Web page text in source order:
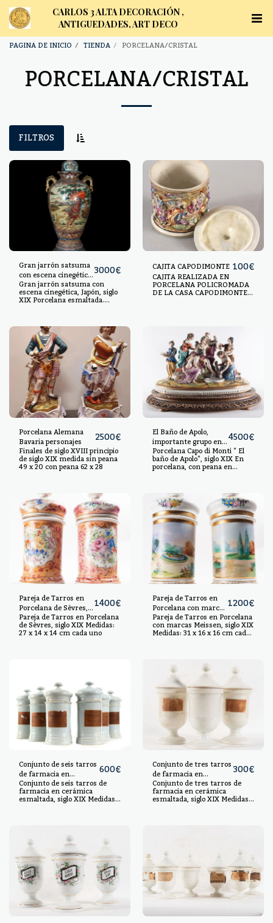
CARLOS 3 ALTA DECORACIÓN ,
ANTIGUEDADES, ART DECO
PAGINA DE INICIO TIENDA PORCELANA/CRISTAL
PORCELANA/CRISTAL
FILTROS
Gran jarrón satsuma
con escena cinegética,
Japón, siglo XIX
3000€
Gran jarrón satsuma con
escena cinegética, Japón, siglo
XIX Porcelana esmaltada.
CAJITA CAPODIMONTE 100€
CAJITA REALIZADA EN
PORCELANA POLICROMADA
DE LA CASA CAPODIMONTE,
Porcelana Alemana
Bavaria personajes 2500€
Finales de siglo XVIII principio
de siglo XIX medida sin peana
49 x 20 con peana 62 x 28
El Baño de Apolo,
importante grupo en
porcelana de
Capodimonte, Siglo
XIX
4500€
Porcelana Capo di Monti " El
baño de Apolo", siglo XIX En
porcelana, con peana en
madera. Medidas sin peana:34
peana: 43 x 64 x 39 cm
Pareja de Tarros en
Porcelana de Sèvres,
siglo XIX
1400€
Pareja de Tarros en Porcelana
de Sèvres, siglo XIX Medidas:
27 x 14 x 14 cm cada uno
Pareja de Tarros en
Porcelana con marcas
Meissen, siglo XIX
1200€
Pareja de Tarros en Porcelana
con marcas Meissen, siglo XIX
Medidas: 31 x 16 x 16 cm cada
Conjunto de seis tarros
de farmacia en
cerámica esmaltada,
siglo XIX
600€
Conjunto de seis tarros de
farmacia en cerámica
esmaltada, siglo XIX Medidas:
27 x 13 x 13 cm
Conjunto de tres tarros
de farmacia en
cerámica esmaltada,
siglo XIX
300€
Conjunto de tres tarros de
farmacia en cerámica
esmaltada, siglo XIX Medidas:
27 x 13 x 15 cm